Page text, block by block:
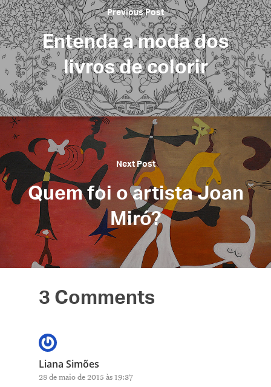
Previous Post
Entenda a moda dos
livros de colorir
Next Post
Quem foi o artista Joan
Miró?
3 Comments
Liana Simões
28 de maio de 2015 às 19:37